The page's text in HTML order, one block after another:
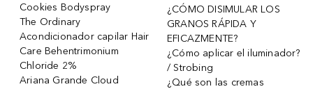
Cookies Bodyspray
The Ordinary
Acondicionador capilar Hair
Care Behentrimonium
Chloride 2%
Ariana Grande Cloud
¿CÓMO DISIMULAR LOS
GRANOS RÁPIDA Y
EFICAZMENTE?
¿Cómo aplicar el iluminador?
/ Strobing
¿Qué son las cremas